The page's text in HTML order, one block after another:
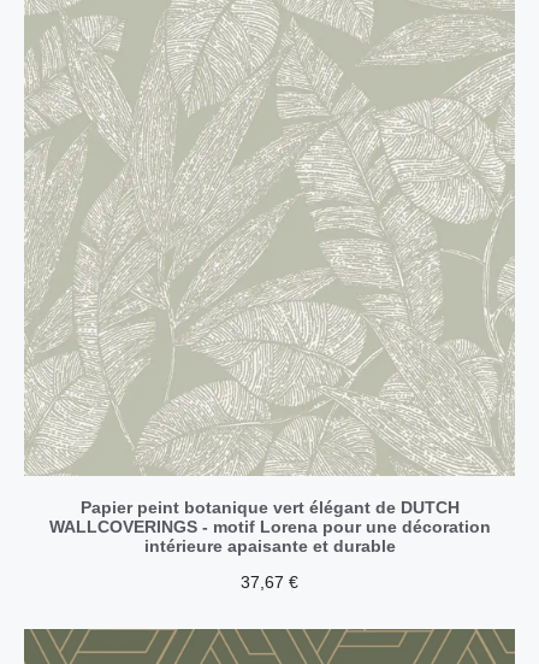
Papier peint botanique vert élégant de DUTCH
WALLCOVERINGS - motif Lorena pour une décoration
intérieure apaisante et durable
37,67 €